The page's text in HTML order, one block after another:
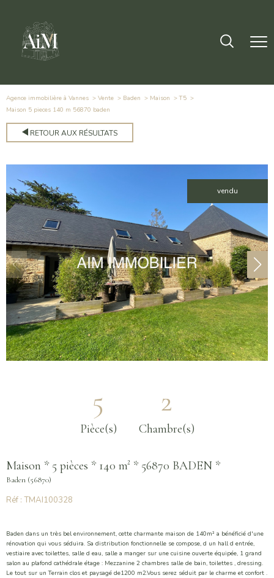
Agence immobilière à Vannes Vente Baden Maison
T5
maison 5 pieces 140 m 56870 baden
RETOUR AUX RÉSULTATS
vendu
5
Pièce(s)
2
Chambre(s)
Maison * 5 pièces * 140 m² * 56870 BADEN *
Baden (56870)
Réf : TMAI100328
Baden dans un très bel environnement, cette charmante maison de 140m² a bénéficié d'une
rénovation qui vous séduira. Sa distribution fonctionnelle se compose, d un hall d entrée,
vestiaire avec toilettes, salle d eau, salle a manger sur une cuisine ouverte équipée, 1 grand
salon au plafond cathédrale étage : Mezzanine 2 chambres salle de bain, toilettes , dressing.
Le tout sur un Terrain clos et paysagé de1200 m2.Vous serez séduit par le charme et confort .